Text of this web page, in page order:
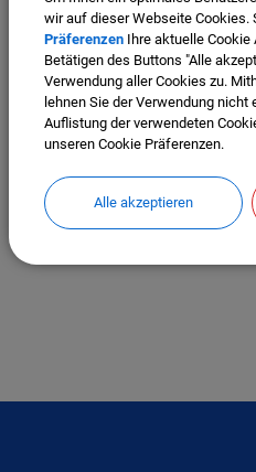
wir auf dieser Webseite Cookies.
Präferenzen Ihre aktuelle
Betätigen des Buttons "Alle
Verwendung aller Cookies zu.
lehnen Sie der Verwendung
Auflistung der verwendeten
unseren Cookie Präferenzen.
Alle akzeptieren